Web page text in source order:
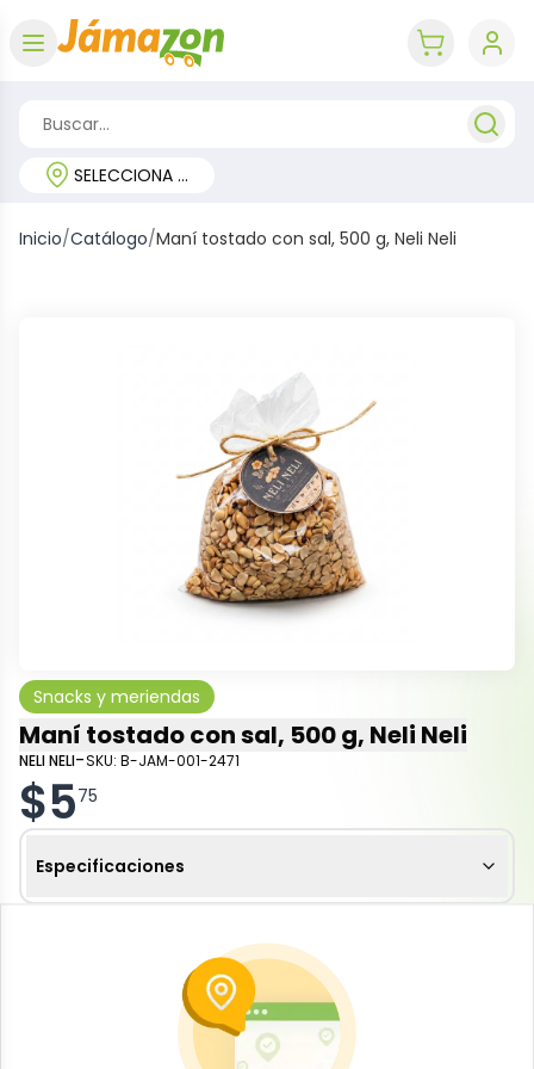
SELECCIONA TU REGIÓN
Inicio/Catálogo/Maní tostado con sal, 500 g, Neli Neli
Snacks y meriendas
Maní tostado con sal, 500 g, Neli Neli
NELI NELI-SKU: B-JAM-001-2471
$575
Especificaciones
Añadir al carrito
Disfruta del auténtico sabor del maní tostado con
sal Neli Neli, presentado en un práctico envase de